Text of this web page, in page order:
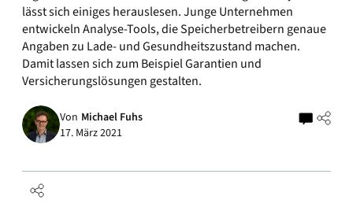
lässt sich einiges herauslesen. Junge Unternehmen
entwickeln Analyse-Tools, die Speicherbetreibern genaue
Angaben zu Lade- und Gesundheitszustand machen.
Damit lassen sich zum Beispiel Garantien und
Versicherungslösungen gestalten.
Von Michael Fuhs
17. März 2021